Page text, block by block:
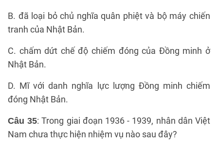
B. đã loại bỏ chủ nghĩa quân phiệt và bộ máy chiến
tranh của Nhật Bản.
C. chấm dứt chế độ chiếm đóng của Đồng minh ở
Nhật Bản.
D. Mĩ với danh nghĩa lực lượng Đồng minh chiếm
đóng Nhật Bản.
Câu 35: Trong giai đoạn 1936 - 1939, nhân dân Việt
Nam chưa thực hiện nhiệm vụ nào sau đây?